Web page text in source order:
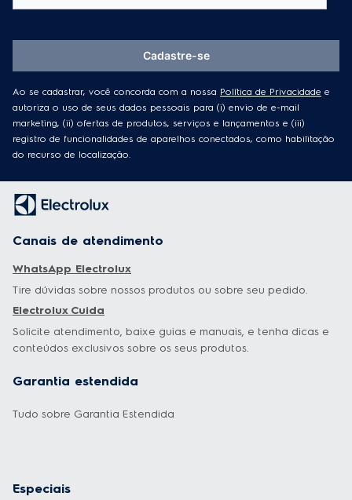
do liquidificador, tornando a organização mais
conveniente ao guardá-lo.
Pés antiderrapantes:
Maior estabilidade durante o preparo.
Sua segurança em primeiro lugar:
Ao se cadastrar, você concorda com a nossa Política de Privacidade e
autoriza o uso de seus dados pessoais para (i) envio de e-mail
marketing, (ii) ofertas de produtos, serviços e lançamentos e (iii)
registro de funcionalidades de aparelhos conectados, como habilitação
do recurso de localização.
Cadastre-se
Canais de atendimento
WhatsApp Electrolux
Tire dúvidas sobre nossos produtos ou sobre seu pedido.
Electrolux Cuida
Solicite atendimento, baixe guias e manuais, e tenha dicas e
conteúdos exclusivos sobre os seus produtos.
Garantia estendida
Tudo sobre Garantia Estendida
Especiais